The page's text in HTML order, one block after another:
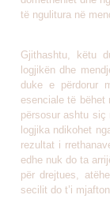
të ngulitura në
Gjithashtu, këtu
logjikën dhe
duke e përdorur
esenciale të bëhet
përsosur ashtu
logjika ndikohet
rezultat i
edhe nuk do ta
për drejtues,
secilit do t’i